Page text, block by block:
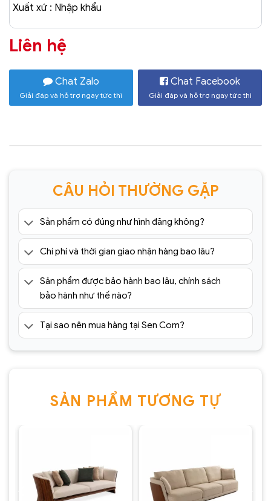
Xuất xứ : Nhập khẩu
Liên hệ
Chat Zalo
Giải đáp và hỗ trợ ngay tức thì
Chat Facebook
Giải đáp và hỗ trợ ngay tức thì
CÂU HỎI THƯỜNG GẶP
Sản phẩm có đúng như hình đăng không?
Chi phí và thời gian giao nhận hàng bao lâu?
Sản phẩm được bảo hành bao lâu, chính sách
bảo hành như thế nào?
Tại sao nên mua hàng tại Sen Com?
SẢN PHẨM TƯƠNG TỰ